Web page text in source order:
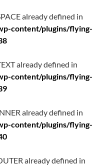
already defined in
content/plugins/flying-
already defined in
content/plugins/flying-
already defined in
content/plugins/flying-
already defined in